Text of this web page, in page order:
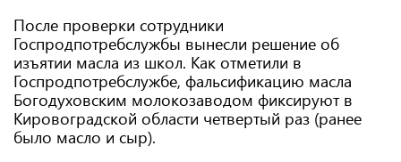
После проверки сотрудники
Госпродпотребслужбы вынесли решение об
изъятии масла из школ. Как отметили в
Госпродпотребслужбе, фальсификацию масла
Богодуховским молокозаводом фиксируют в
Кировоградской области четвертый раз (ранее
было масло и сыр).